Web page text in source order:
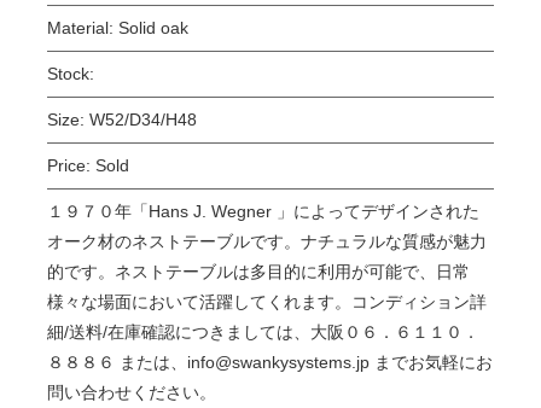
Material: Solid oak
Stock:
Size: W52/D34/H48
Price: Sold
１９７０年「Hans J. Wegner 」によってデザインされた
オーク材のネストテーブルです。ナチュラルな質感が魅力
的です。ネストテーブルは多目的に利用が可能で、日常
様々な場面において活躍してくれます。コンディション詳
細/送料/在庫確認につきましては、大阪０６．６１１０．
８８８６ または、info@swankysystems.jp までお気軽にお
問い合わせください。